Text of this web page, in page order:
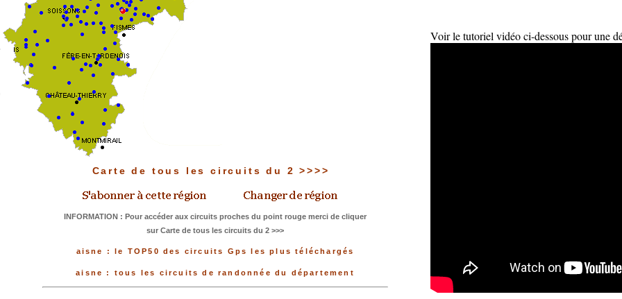
Carte de tous les circuits du 2 >>>>
INFORMATION : Pour accéder aux circuits proches du point rouge merci de cliquer
sur Carte de tous les circuits du 2 >>>
aisne : le TOP50 des circuits Gps les plus téléchargés
aisne : tous les circuits de randonnée du département
Voir le tutoriel vidéo ci-dessous pour une